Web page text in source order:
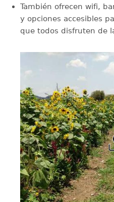
También ofrecen wifi,
y opciones accesibles
que todos disfruten de